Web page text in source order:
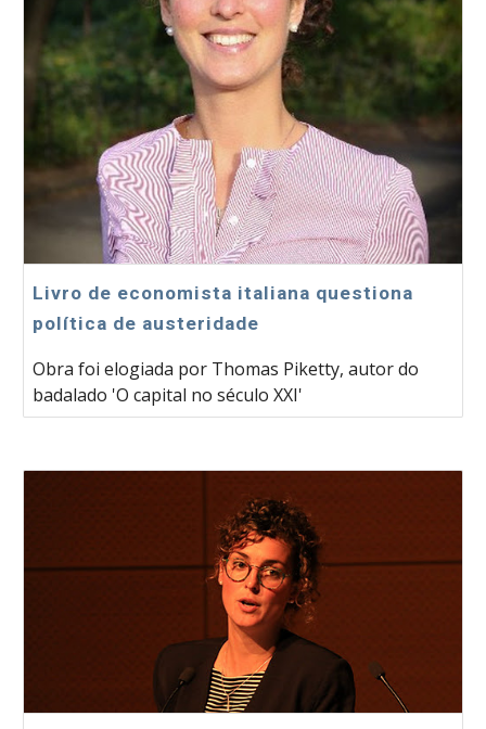
Livro de economista italiana questiona
política de austeridade
Obra foi elogiada por Thomas Piketty, autor do
badalado 'O capital no século XXI'